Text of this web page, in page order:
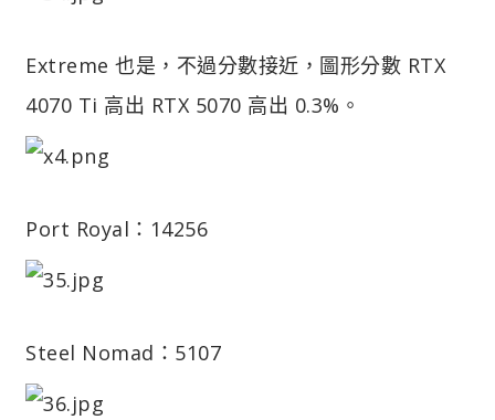
Extreme 也是，不過分數接近，圖形分數 RTX
4070 Ti 高出 RTX 5070 高出 0.3%。
Port Royal：14256
Steel Nomad：5107